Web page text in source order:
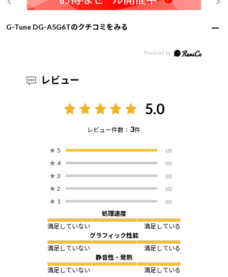
G-Tune DG-A5G6Tのクチコミをみる
レビュー
5.0
レビュー件数： 3件
★ 5 (3)
★ 4 (0)
★ 3 (0)
★ 2 (0)
★ 1 (0)
処理速度
満足していない
満足している
グラフィック性能
満足していない
満足している
静音性・発熱
満足していない
満足している